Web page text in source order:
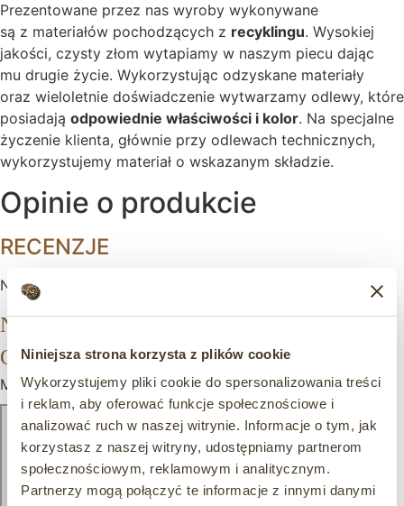
Niniejsza strona korzysta z plików cookie
Wykorzystujemy pliki cookie do spersonalizowania treści
i reklam, aby oferować funkcje społecznościowe i
analizować ruch w naszej witrynie. Informacje o tym, jak
korzystasz z naszej witryny, udostępniamy partnerom
społecznościowym, reklamowym i analitycznym.
Partnerzy mogą połączyć te informacje z innymi danymi
Prezentowane przez nas wyroby wykonywane
są z materiałów pochodzących z recyklingu. Wysokiej
jakości, czysty złom wytapiamy w naszym piecu dając
mu drugie życie. Wykorzystując odzyskane materiały
oraz wieloletnie doświadczenie wytwarzamy odlewy, które
posiadają odpowiednie właściwości i kolor. Na specjalne
życzenie klienta, głównie przy odlewach technicznych,
wykorzystujemy materiał o wskazanym składzie.
Opinie o produkcie
RECENZJE
Na razie nie ma opinii o produkcie.
NAPISZ PIERWSZĄ OPINIĘ O „KLAMKA
OKIENNA KO4”
Musisz sięzalogować, aby dodać opinię.